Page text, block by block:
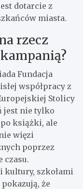
dotarcie z
miasta.
rzecz
Fundacja
współpracy z
Stolicy
jest nie tylko
książki, ale
więzi
poprzez
czasu.
kultury, szkołami
że